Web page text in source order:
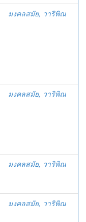
มงคลสมัย, วาริพิณ
มงคลสมัย, วาริพิณ
มงคลสมัย, วาริพิณ
มงคลสมัย, วาริพิณ